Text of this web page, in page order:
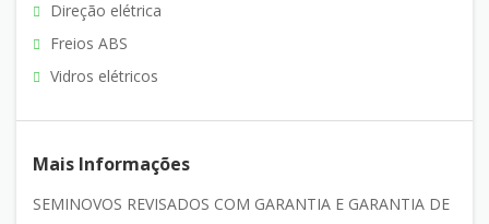
Direção elétrica
Freios ABS
Vidros elétricos
Mais Informações
SEMINOVOS REVISADOS COM GARANTIA E GARANTIA DE